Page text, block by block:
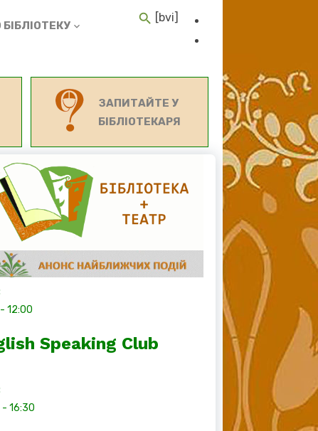
БІБЛІОТЕКУ
[bvi]
ЗАПИТАЙТЕ У
БІБЛІОТЕКАРЯ
-12:00
Speaking Club
-16:30